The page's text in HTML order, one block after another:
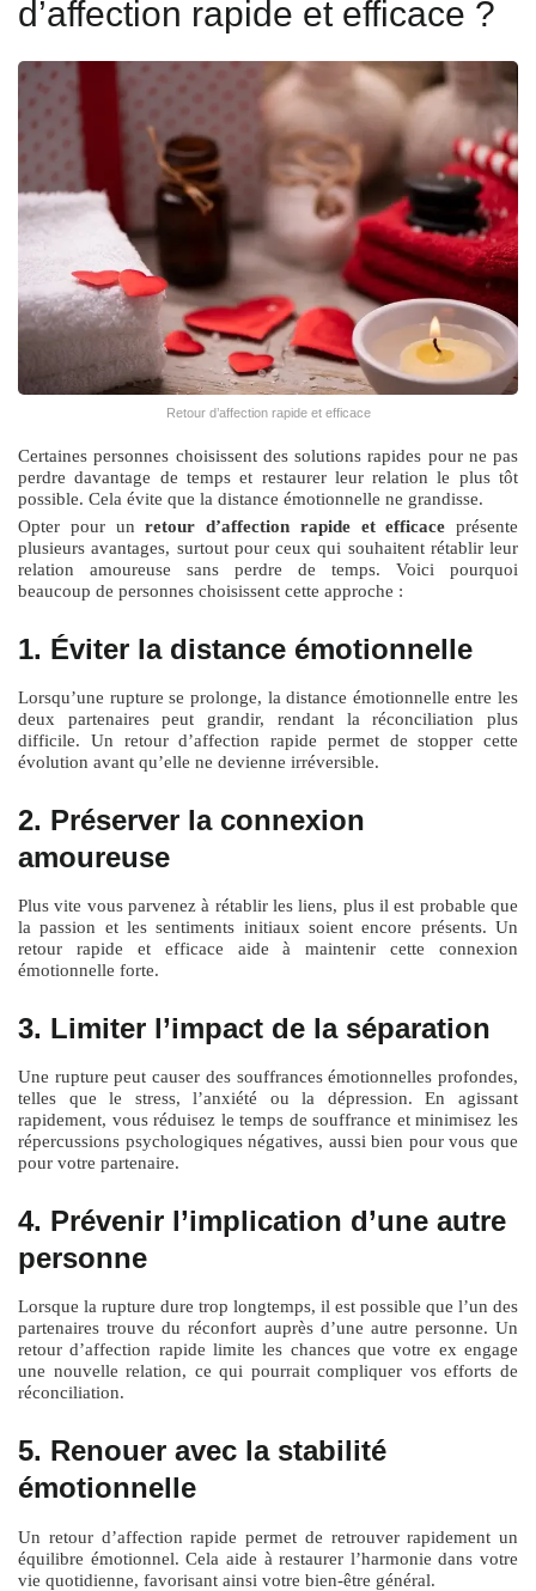
d’affection rapide et efficace ?
Retour d’affection rapide et efficace
Certaines personnes choisissent des solutions rapides pour ne pas
perdre davantage de temps et restaurer leur relation le plus tôt
possible. Cela évite que la distance émotionnelle ne grandisse.
Opter pour unretour d’affection rapide et efficace présente
plusieurs avantages, surtout pour ceux qui souhaitent rétablir leur
relation amoureuse sans perdre de temps. Voici pourquoi
beaucoup de personnes choisissent cette approche :
1. Éviter la distance émotionnelle
Lorsqu’une rupture se prolonge, la distance émotionnelle entre les
deux partenaires peut grandir, rendant la réconciliation plus
difficile. Un retour d’affection rapide permet de stopper cette
évolution avant qu’elle ne devienne irréversible.
2. Préserver la connexion
amoureuse
Plus vite vous parvenez à rétablir les liens, plus il est probable que
la passion et les sentiments initiaux soient encore présents. Un
retour rapide et efficace aide à maintenir cette connexion
émotionnelle forte.
3. Limiter l’impact de la séparation
Une rupture peut causer des souffrances émotionnelles profondes,
telles que le stress, l’anxiété ou la dépression. En agissant
rapidement, vous réduisez le temps de souffrance et minimisez les
répercussions psychologiques négatives, aussi bien pour vous que
pour votre partenaire.
4. Prévenir l’implication d’une autre
personne
Lorsque la rupture dure trop longtemps, il est possible que l’un des
partenaires trouve du réconfort auprès d’une autre personne. Un
retour d’affection rapide limite les chances que votre ex engage
une nouvelle relation, ce qui pourrait compliquer vos efforts de
réconciliation.
5. Renouer avec la stabilité
émotionnelle
Un retour d’affection rapide permet de retrouver rapidement un
équilibre émotionnel. Cela aide à restaurer l’harmonie dans votre
vie quotidienne, favorisant ainsi votre bien-être général.